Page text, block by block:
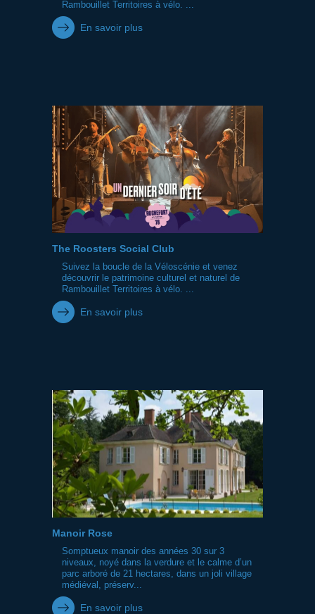
Rambouillet Territoires à vélo. ...
En savoir plus
The Roosters Social Club
Suivez la boucle de la Véloscénie et venez
découvrir le patrimoine culturel et naturel de
Rambouillet Territoires à vélo. ...
En savoir plus
Manoir Rose
Somptueux manoir des années 30 sur 3
niveaux, noyé dans la verdure et le calme d’un
parc arboré de 21 hectares, dans un joli village
médiéval, préserv...
En savoir plus